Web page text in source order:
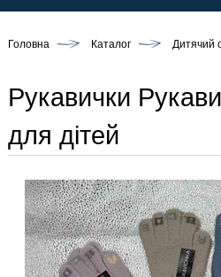
Головна Каталог Дитячий
Рукавички
для дітей